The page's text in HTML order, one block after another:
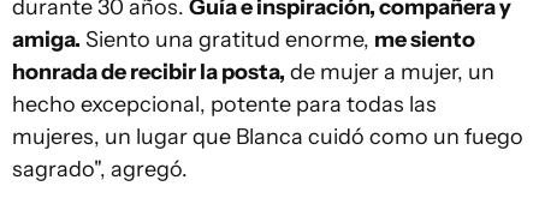
durante 30 años. Guía e inspiración, compañera y
amiga. Siento una gratitud enorme, me siento
honrada de recibir la posta, de mujer a mujer, un
hecho excepcional, potente para todas las
mujeres, un lugar que Blanca cuidó como un fuego
sagrado", agregó.